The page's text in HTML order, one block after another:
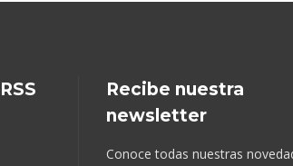
Recibe nuestra
newsletter
Conoce todas nuestras